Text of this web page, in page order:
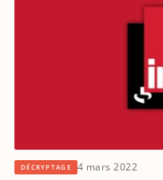
DÉCRYPTAGE 4 mars 2022